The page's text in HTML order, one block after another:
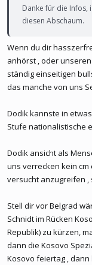
Danke für die Infos,
diesen Abschaum.
Wenn du dir
anhörst , oder
ständig einseitigen
das manche von uns
Dodik kannste in
Stufe nationalistische
Dodik ansicht als
uns verrecken kein cm
versucht anzugreifen ,
Stell dir vor Belgrad
Schnidt im Rücken
Republik) zu kürzen,
dann die Kosovo
Kosovo feiertag ,